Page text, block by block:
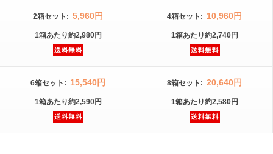
2箱セット : 5,960円
1箱あたり約2,980円
4箱セット : 10,960円
1箱あたり約2,740円
6箱セット : 15,540円
1箱あたり約2,590円
8箱セット : 20,640円
1箱あたり約2,580円